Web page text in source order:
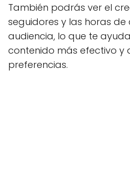
También podrás ver el
seguidores y las horas
audiencia, lo que te
contenido más efectivo y
preferencias.